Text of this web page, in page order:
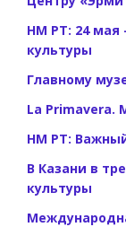
НМ РТ: 24 мая
культуры
Главному
La
НМ РТ:
В Казани в
культуры